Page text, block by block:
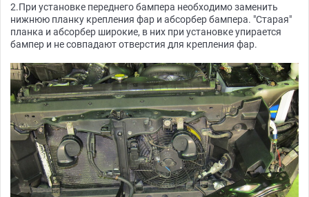
2.При установке переднего бампера необходимо заменить
нижнюю планку крепления фар и абсорбер бампера. "Старая"
планка и абсорбер широкие, в них при установке упирается
бампер и не совпадают отверстия для крепления фар.